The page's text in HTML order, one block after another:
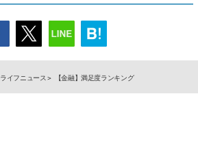
ライフニュース 【金融】満足度ランキング